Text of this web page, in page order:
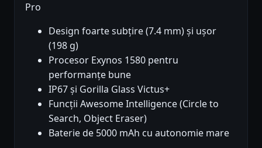
Pro
Design foarte subțire (7.4 mm) și ușor
(198 g)
Procesor Exynos 1580 pentru
performanțe bune
IP67 și Gorilla Glass Victus+
Funcții Awesome Intelligence (Circle to
Search, Object Eraser)
Baterie de 5000 mAh cu autonomie mare